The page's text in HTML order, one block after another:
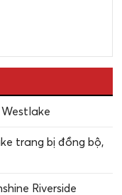
trang bị đồng bộ,
Riverside